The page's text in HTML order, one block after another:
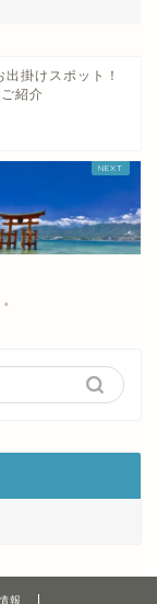
掛けスポット！
紹介
報